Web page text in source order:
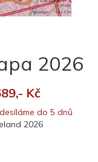
2026
Kč
do 5 dnů
2026